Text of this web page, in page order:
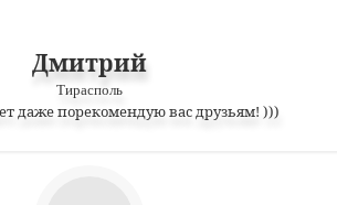
Дмитрий
Тирасполь
даже порекомендую вас друзьям! )))